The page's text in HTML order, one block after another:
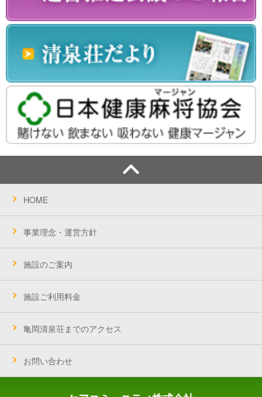
HOME
事業理念・運営方針
施設のご案内
施設ご利用料金
亀岡清泉荘までのアクセス
お問い合わせ